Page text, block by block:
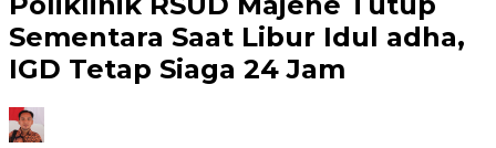
Sementara Saat Libur Idul adha,
IGD Tetap Siaga 24 Jam